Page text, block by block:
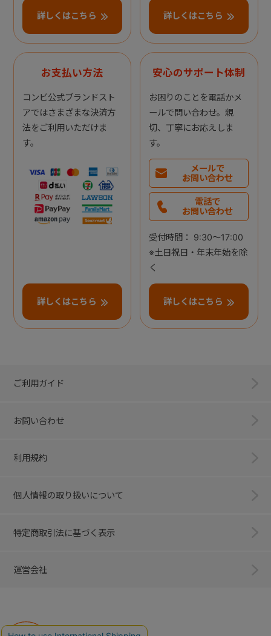
詳しくはこちら 詳しくはこちら
お支払い方法
コンビ公式ブランドスト
アではさまざまな決済方
法をご利用いただけま
す。
詳しくはこちら
安心のサポート体制
お困りのことを電話かメ
ールで問い合わせ。親
切、丁寧にお応えしま
す。
メールで
お問い合わせ
電話で
お問い合わせ
受付時間： 9:30～17:00
※土日祝日・年末年始を除
く
詳しくはこちら
ご利用ガイド
お問い合わせ
利用規約
個人情報の取り扱いについて
特定商取引法に基づく表示
運営会社